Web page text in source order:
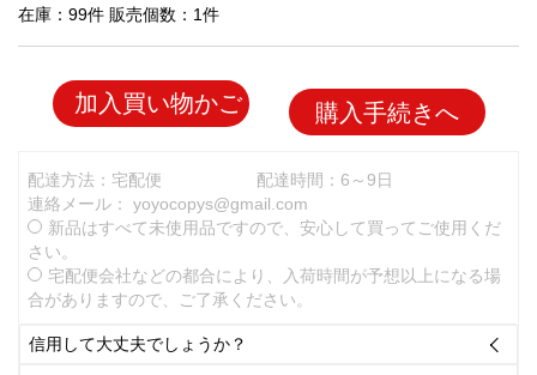
在庫：99件 販売個数：1件
加入買い物かご 購入手続きへ
配達方法：宅配便
配達時間：6～9日
連絡メール： yoyocopys@gmail.com
新品はすべて未使用品ですので、安心して買ってご使用くだ
さい。
宅配便会社などの都合により、入荷時間が予想以上になる場
合がありますので、ご了承ください。
信用して大丈夫でしょうか？ 